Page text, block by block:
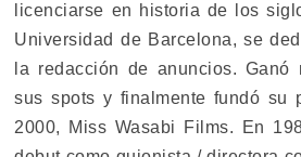
licenciarse en historia de los
Universidad de Barcelona, se
la redacción de anuncios. Ganó
sus spots y finalmente fundó su
2000, Miss Wasabi Films. En